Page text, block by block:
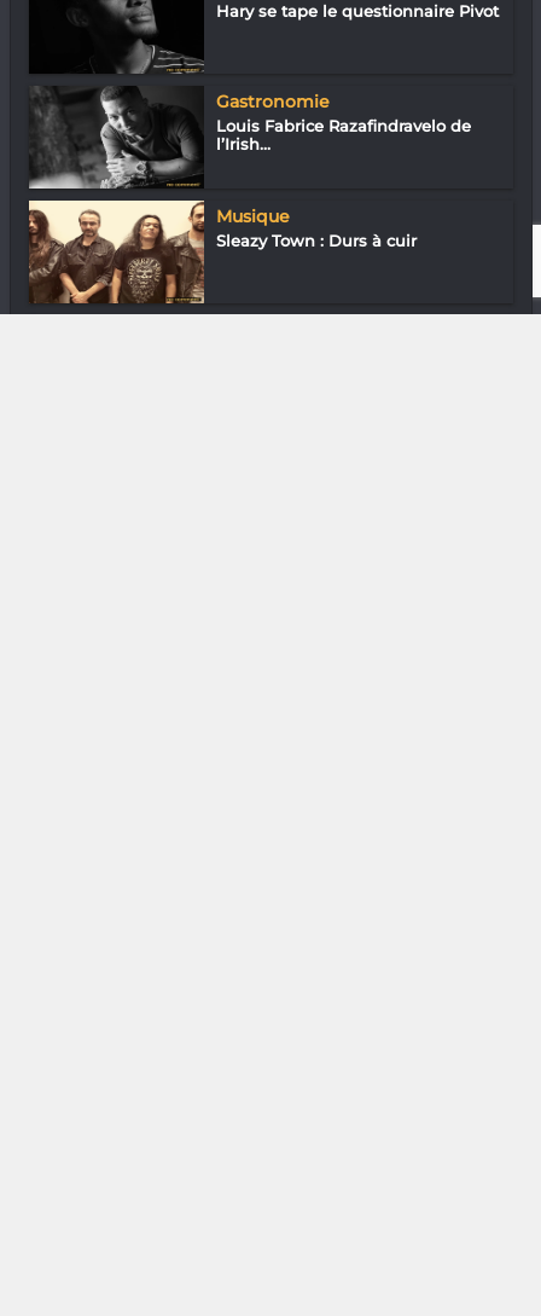
Hary se tape le questionnaire Pivot
Gastronomie
Louis Fabrice Razafindravelo de
l’Irish...
Musique
Sleazy Town : Durs à cuir